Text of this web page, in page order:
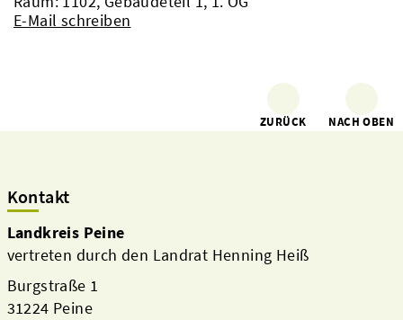
E-Mail schreiben
ZURÜCK NACH OBEN
Kontakt
Landkreis Peine
vertreten durch den Landrat Henning Heiß
Burgstraße 1
31224 Peine